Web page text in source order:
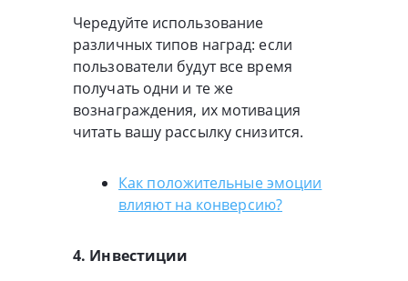
Чередуйте использование
различных типов наград: если
пользователи будут все время
получать одни и те же
вознаграждения, их мотивация
читать вашу рассылку снизится.
Как положительные эмоции
влияют на конверсию?
4. Инвестиции